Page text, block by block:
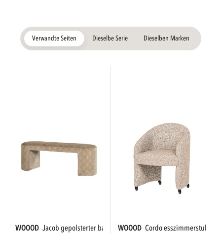
Verwandte Seiten Dieselbe Serie Dieselben Marken
WOOOD jacob gepolsterter bank streifen...
WOOOD cordo esszimmerstuhl